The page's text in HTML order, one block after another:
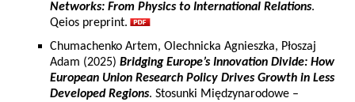
Networks: From Physics to International Relations.
Qeios preprint.
Chumachenko Artem, Olechnicka Agnieszka, Płoszaj
Adam (2025) Bridging Europe’s Innovation Divide: How
European Union Research Policy Drives Growth in Less
Developed Regions. Stosunki Międzynarodowe –